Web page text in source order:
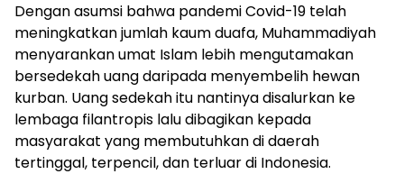
Dengan asumsi bahwa pandemi Covid-19 telah
meningkatkan jumlah kaum duafa, Muhammadiyah
menyarankan umat Islam lebih mengutamakan
bersedekah uang daripada menyembelih hewan
kurban. Uang sedekah itu nantinya disalurkan ke
lembaga filantropis lalu dibagikan kepada
masyarakat yang membutuhkan di daerah
tertinggal, terpencil, dan terluar di Indonesia.